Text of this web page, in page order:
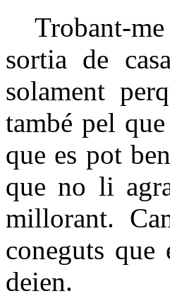
Trobant-me
sortia de
solament
també pel
que es pot
que no li
millorant.
coneguts
deien.